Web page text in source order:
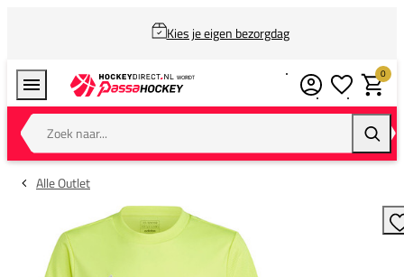
Kies je eigen bezorgdag
Zoek naar...
0
Alle Outlet